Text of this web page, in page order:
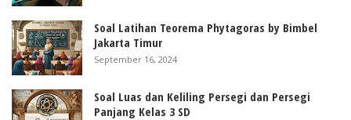
Soal Latihan Teorema Phytagoras by Bimbel
Jakarta Timur
September 16, 2024
Soal Luas dan Keliling Persegi dan Persegi
Panjang Kelas 3 SD